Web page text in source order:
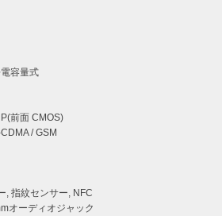
容量式
前面 CMOS)
/ GSM
, 指紋センサー, NFC
オーディオジャック